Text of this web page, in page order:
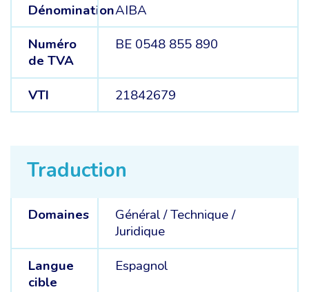
DénominationAIBA
Numéro
de TVA
BE 0548 855 890
VTI 21842679
Traduction
Domaines Général /Technique /
Juridique
Langue
cible
Espagnol